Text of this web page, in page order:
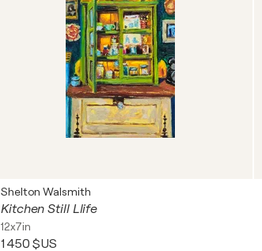
Shelton Walsmith
Kitchen Still Llife
12x7in
1 450 $US